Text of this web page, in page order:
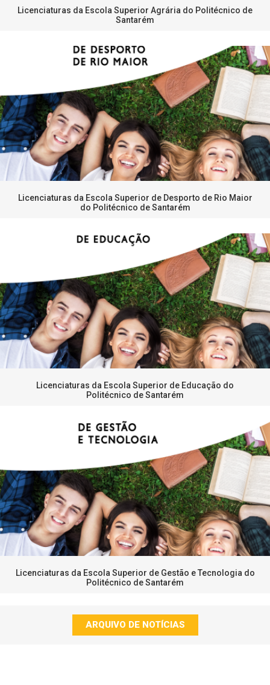
Licenciaturas da Escola Superior Agrária do Politécnico de
Santarém
Licenciaturas da Escola Superior de Desporto de Rio Maior
do Politécnico de Santarém
Licenciaturas da Escola Superior de Educação do
Politécnico de Santarém
Licenciaturas da Escola Superior de Gestão e Tecnologia do
Politécnico de Santarém
ARQUIVO DE NOTÍCIAS